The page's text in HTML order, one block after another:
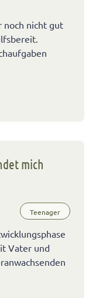
noch nicht gut
mich
Teenager
Vater und